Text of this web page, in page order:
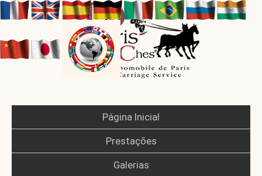
Página Inicial
Prestações
Galerias